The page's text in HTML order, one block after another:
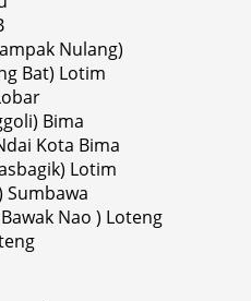
Nulang)
Bat) Lotim
Bima
Kota Bima
Lotim
Sumbawa
Nao ) Loteng